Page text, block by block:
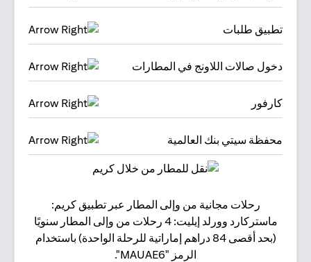
تطبيق طلبات
دخول صالات اللاونج في المطارات
كارفور
محفظة سيتي بنك العالمية
رحلات مجانية من وإلى المطار عبر تطبيق كريم:
ماستركارد وورلد إيليت: 4 رحلات من وإلى المطار سنويًا
(بحد أقصى 84 دراهم إماراتية للرحلة الواحدة) باستخدام
الرمز "MAUAE6".